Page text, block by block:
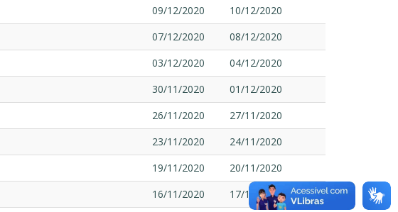
09/12/2020
10/12/2020
07/12/2020
08/12/2020
03/12/2020
04/12/2020
30/11/2020
01/12/2020
26/11/2020
27/11/2020
23/11/2020
24/11/2020
19/11/2020
20/11/2020
16/11/2020
17/11/2020